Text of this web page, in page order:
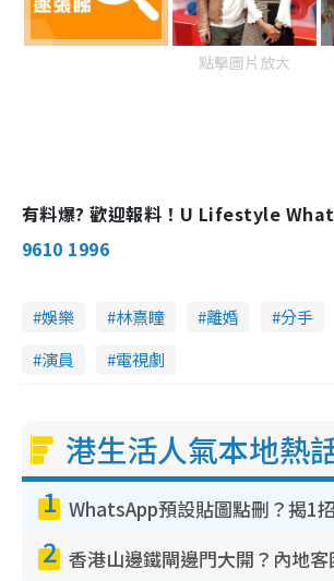
點擊圖片放大
有料爆? 歡迎報料！U Lifestyle
9610 1996
娛樂 林熹瞳 離婚 分手
演員
電視劇
港生活人氣本地熱
1
2